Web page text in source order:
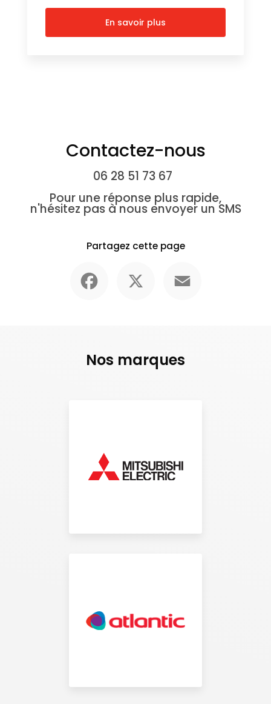
En savoir plus
Contactez-nous
06 28 51 73 67
Pour une réponse plus rapide,
n'hésitez pas à nous envoyer un SMS
Partagez cette page
Nos marques